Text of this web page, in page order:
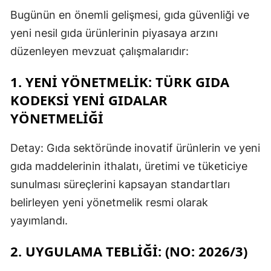
Bugünün en önemli gelişmesi, gıda güvenliği ve
yeni nesil gıda ürünlerinin piyasaya arzını
düzenleyen mevzuat çalışmalarıdır:
1. YENI YÖNETMELIK: TÜRK GIDA
KODEKSI YENI GIDALAR
YÖNETMELIĞI
Detay: Gıda sektöründe inovatif ürünlerin ve yeni
gıda maddelerinin ithalatı, üretimi ve tüketiciye
sunulması süreçlerini kapsayan standartları
belirleyen yeni yönetmelik resmi olarak
yayımlandı.
2. UYGULAMA TEBLIĞI: (NO: 2026/3)